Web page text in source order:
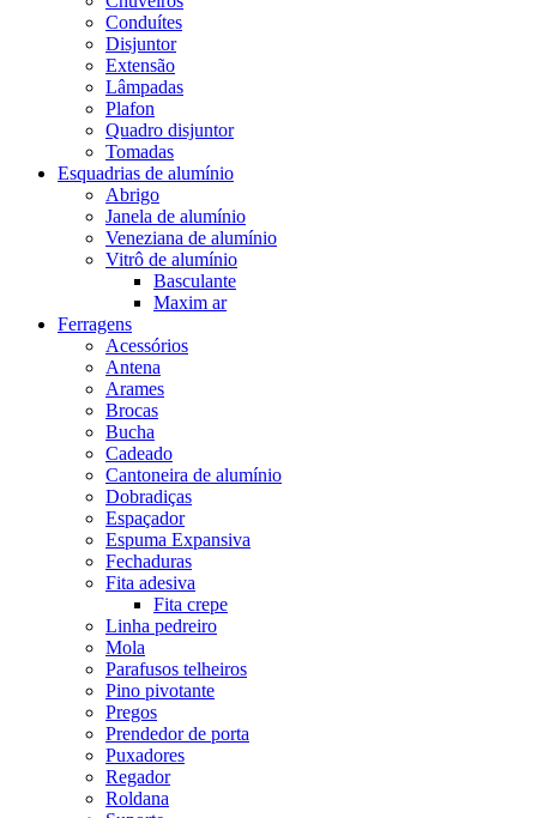
Conduítes
Disjuntor
Extensão
Lâmpadas
Plafon
Quadro disjuntor
Tomadas
Esquadrias de alumínio
Abrigo
Janela de alumínio
Veneziana de alumínio
Vitrô de alumínio
Basculante
Maxim ar
Ferragens
Acessórios
Antena
Arames
Brocas
Bucha
Cadeado
Cantoneira de alumínio
Dobradiças
Espaçador
Espuma Expansiva
Fechaduras
Fita adesiva
Fita crepe
Linha pedreiro
Mola
Parafusos telheiros
Pino pivotante
Pregos
Prendedor de porta
Puxadores
Regador
Roldana